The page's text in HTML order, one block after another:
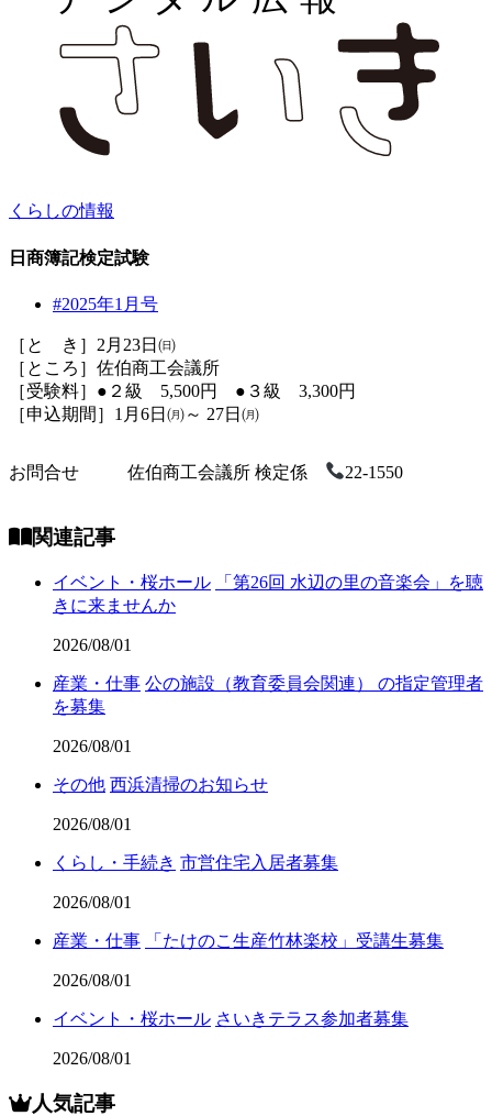
くらしの情報
日商簿記検定試験
#2025年1月号
［と き］2月23日㈰
［ところ］佐伯商工会議所
［受験料］●２級 5,500円 ●３級 3,300円
［申込期間］1月6日㈪～ 27日㈪
お問合せ 佐伯商工会議所 検定係 22-1550
関連記事
イベント・桜ホール
「第26回 水辺の里の音楽会」を聴
きに来ませんか
2026/08/01
産業・仕事 公の施設（教育委員会関連） の指定管理者
を募集
2026/08/01
その他 西浜清掃のお知らせ
2026/08/01
くらし・手続き 市営住宅入居者募集
2026/08/01
産業・仕事 「たけのこ生産竹林楽校」受講生募集
2026/08/01
イベント・桜ホール さいきテラス参加者募集
2026/08/01
人気記事